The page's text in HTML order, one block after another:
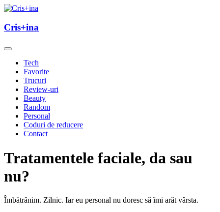
Skip
content
Cris+ina
Cris+ina
Tech
Favorite
Trucuri
Review-uri
Beauty
Random
Personal
Coduri de reducere
Contact
Tratamentele faciale, da sau
nu?
Îmbătrânim. Zilnic. Iar eu personal nu doresc să îmi arăt vârsta.